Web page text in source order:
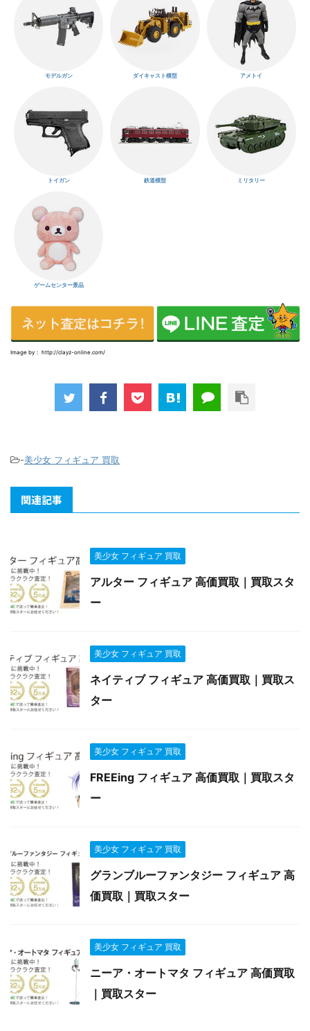
モデルガン ダイキャスト模型 アメトイ
トイガン 鉄道模型 ミリタリー
ゲームセンター景品
Image by： http://clayz-online.com/
-美少女 フィギュア 買取
関連記事
美少女 フィギュア 買取
アルター フィギュア 高価買取｜買取スタ
ー
美少女 フィギュア 買取
ネイティブ フィギュア 高価買取｜買取ス
ター
美少女 フィギュア 買取
FREEing フィギュア 高価買取｜買取スタ
ー
美少女 フィギュア 買取
グランブルーファンタジー フィギュア 高
価買取｜買取スター
美少女 フィギュア 買取
ニーア・オートマタ フィギュア 高価買取
｜買取スター